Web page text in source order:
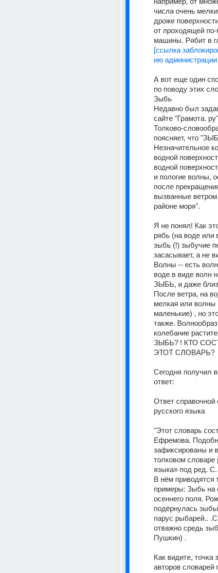
числа очень
дроже
от проходящей по-
машины. Рябит в
[ссылка
ию администрации
А вот еще один
по поводу этих
Зыбь
Недавно был
сайте "Грамота.
Толково-
поясняет, что
Незначительное
водной
водной
и пологие волны,
после
вызванные
районе моря".
Я не понял! Как
рябь (на воде или
зыбь (!) зыбучие
засасывает, а не
Волны -- есть
воде в виде волн
ЗЫБЬ, и даже
После ветра, на
мелкая или
маленькие) , но
также.
колебание
ЗЫБЬ? ! КТО
ЭТОТ СЛОВАРЬ?
Сегодня получил
ответ:
Ответ
русского языка
"Этот словарь
Ефремова.
зафиксированы и
толковом словаре
языка» под ред.
В нём приводятся
примеры: Зыбь на
осеннего поля.
подёрнулась
парус рыбарей..
отважно средь
Пушкин) .
Как видите, точка
авторов словарей